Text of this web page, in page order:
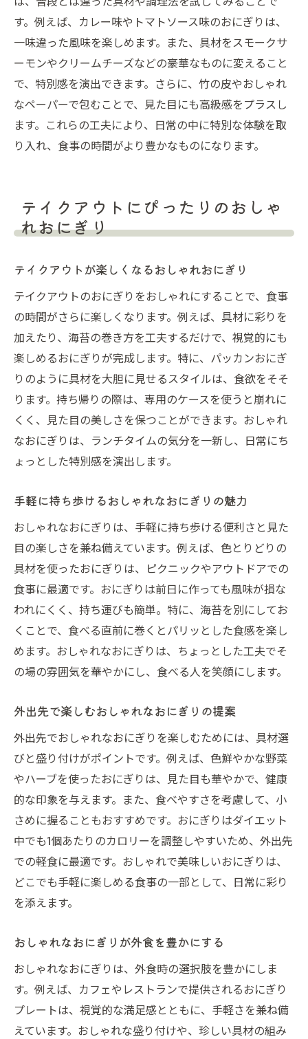
す。例えば、カレー味やトマトソース味のおにぎりは、
一味違った風味を楽しめます。また、具材をスモークサ
ーモンやクリームチーズなどの豪華なものに変えること
で、特別感を演出できます。さらに、竹の皮やおしゃれ
なペーパーで包むことで、見た目にも高級感をプラスし
ます。これらの工夫により、日常の中に特別な体験を取
り入れ、食事の時間がより豊かなものになります。
テイクアウトにぴったりのおしゃ
れおにぎり
テイクアウトが楽しくなるおしゃれおにぎり
テイクアウトのおにぎりをおしゃれにすることで、食事
の時間がさらに楽しくなります。例えば、具材に彩りを
加えたり、海苔の巻き方を工夫するだけで、視覚的にも
楽しめるおにぎりが完成します。特に、パッカンおにぎ
りのように具材を大胆に見せるスタイルは、食欲をそそ
ります。持ち帰りの際は、専用のケースを使うと崩れに
くく、見た目の美しさを保つことができます。おしゃれ
なおにぎりは、ランチタイムの気分を一新し、日常にち
ょっとした特別感を演出します。
手軽に持ち歩けるおしゃれなおにぎりの魅力
おしゃれなおにぎりは、手軽に持ち歩ける便利さと見た
目の楽しさを兼ね備えています。例えば、色とりどりの
具材を使ったおにぎりは、ピクニックやアウトドアでの
食事に最適です。おにぎりは前日に作っても風味が損な
われにくく、持ち運びも簡単。特に、海苔を別にしてお
くことで、食べる直前に巻くとパリッとした食感を楽し
めます。おしゃれなおにぎりは、ちょっとした工夫でそ
の場の雰囲気を華やかにし、食べる人を笑顔にします。
外出先で楽しむおしゃれなおにぎりの提案
外出先でおしゃれなおにぎりを楽しむためには、具材選
びと盛り付けがポイントです。例えば、色鮮やかな野菜
やハーブを使ったおにぎりは、見た目も華やかで、健康
的な印象を与えます。また、食べやすさを考慮して、小
さめに握ることもおすすめです。おにぎりはダイエット
中でも1個あたりのカロリーを調整しやすいため、外出先
での軽食に最適です。おしゃれで美味しいおにぎりは、
どこでも手軽に楽しめる食事の一部として、日常に彩り
を添えます。
おしゃれなおにぎりが外食を豊かにする
おしゃれなおにぎりは、外食時の選択肢を豊かにしま
す。例えば、カフェやレストランで提供されるおにぎり
プレートは、視覚的な満足感とともに、手軽さを兼ね備
えています。おしゃれな盛り付けや、珍しい具材の組み